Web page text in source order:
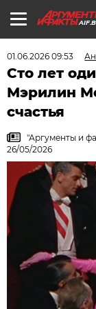
01.06.2026 09:53
Сто лет
Мэрилин
счастья
"Аргументы и
26/05/2026